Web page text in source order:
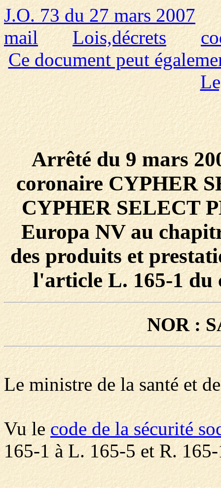
J.O. 73 du 27 mars 2007
mail
Lois,décrets
Ce document peut
Arrêté du 9 mars
coronaire CYPHER
CYPHER SELECT
Europa NV au
des produits et
l'article L. 165-1 du
NOR :
Le ministre de la santé et
Vu lecode de la sécurité
165-1 à L. 165-5 et R.